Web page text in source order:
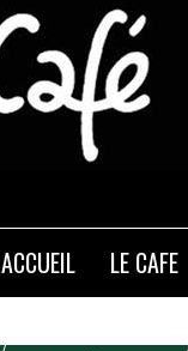
ACCUEIL LE CAFE